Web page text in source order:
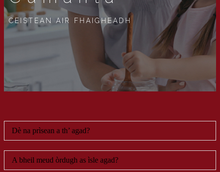
CEISTEAN AIR FHAIGHEADH
Dè na prìsean a th’ agad?
A bheil meud òrdugh as ìsle agad?